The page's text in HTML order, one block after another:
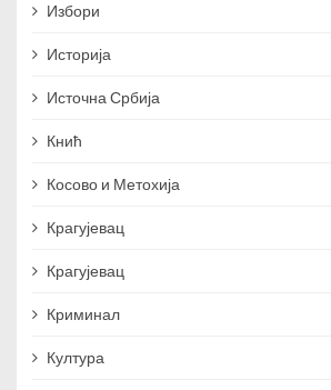
Избори
Историја
Источна Србија
Кнић
Косово и Метохија
Крагујевац
Крагујевац
Криминал
Култура